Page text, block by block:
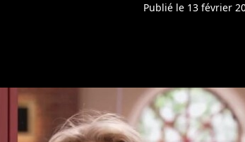
Publié le 13 février